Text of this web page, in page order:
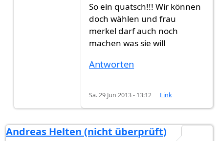
So ein quatsch!!! Wir können
doch wählen und frau
merkel darf auch noch
machen was sie will
Antworten
Sa. 29 Jun 2013 - 13:12 Link
Andreas Helten (nicht überprüft)